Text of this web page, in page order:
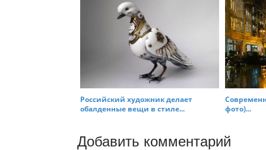
Российский художник делает
обалденные вещи в стиле...
фото)...
Добавить комментарий